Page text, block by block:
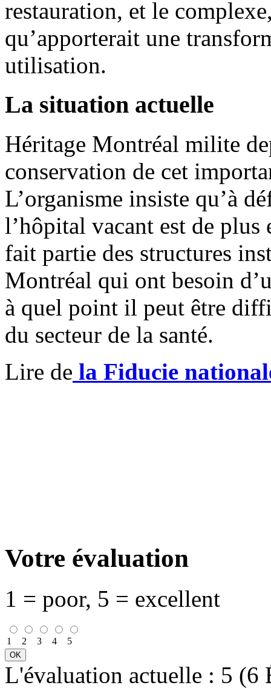
restauration, et le
qu’apporterait une
utilisation.
La situation actuelle
Héritage Montréal milite
conservation de cet
L’organisme insiste qu’à
l’hôpital vacant est de
fait partie des structures
Montréal qui ont besoin
à quel point il peut être
du secteur de la santé.
Lire de la Fiducie
Votre évaluation
1 = poor, 5 = excellent
1 2 3 4 5
L'évaluation actuelle : 5 (6